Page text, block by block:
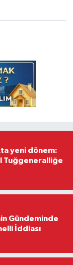
yeni dönem:
Tuğgeneralliğe
Gündeminde
İddiası